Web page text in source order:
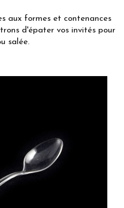
aux formes et contenances
d'épater vos invités pour
salée.